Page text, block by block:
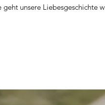
geht unsere Liebesgeschichte